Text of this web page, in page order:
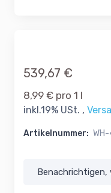
539,67 €
8,99 € pro 1 l
inkl.19% USt. ,
Artikelnummer: